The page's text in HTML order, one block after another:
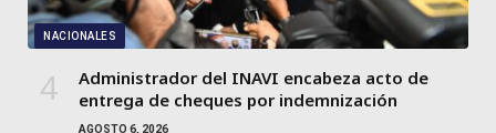
NACIONALES
Administrador del INAVI encabeza acto de
entrega de cheques por indemnización
AGOSTO 6, 2026